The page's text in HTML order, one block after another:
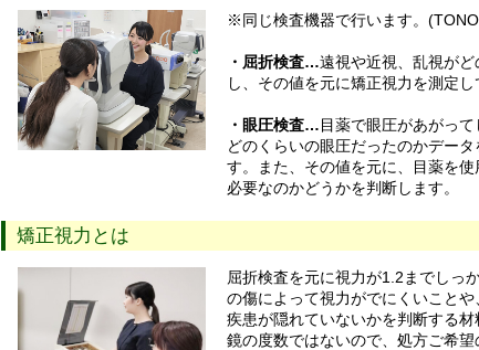
※同じ検査機器で行います。
・屈折検査…遠視や近視、乱視が
し、その値を元に矯正視力を測定し
・眼圧検査…目薬で眼圧があがっ
どのくらいの眼圧だったのかデー
す。また、その値を元に、目薬を
必要なのかどうかを判断します。
矯正視力とは
屈折検査を元に視力が1.2までしっ
の傷によって視力がでにくいこと
疾患が隠れていないかを判断する
鏡の度数ではないので、処方ご希